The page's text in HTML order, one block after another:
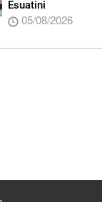
Esuatini
05/08/2026